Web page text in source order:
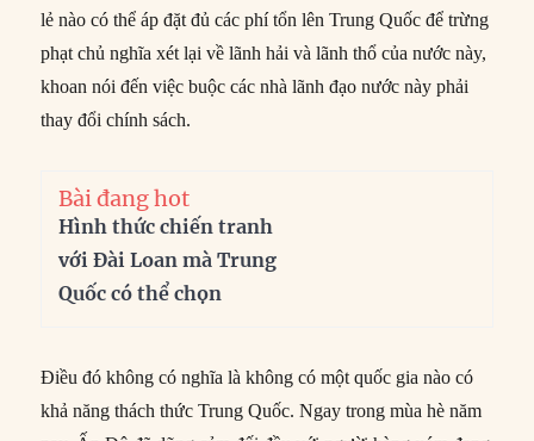
lẻ nào có thể áp đặt đủ các phí tổn lên Trung Quốc để trừng
phạt chủ nghĩa xét lại về lãnh hải và lãnh thổ của nước này,
khoan nói đến việc buộc các nhà lãnh đạo nước này phải
thay đổi chính sách.
Bài đang hot
Hình thức chiến tranh
với Đài Loan mà Trung
Quốc có thể chọn
Điều đó không có nghĩa là không có một quốc gia nào có
khả năng thách thức Trung Quốc. Ngay trong mùa hè năm